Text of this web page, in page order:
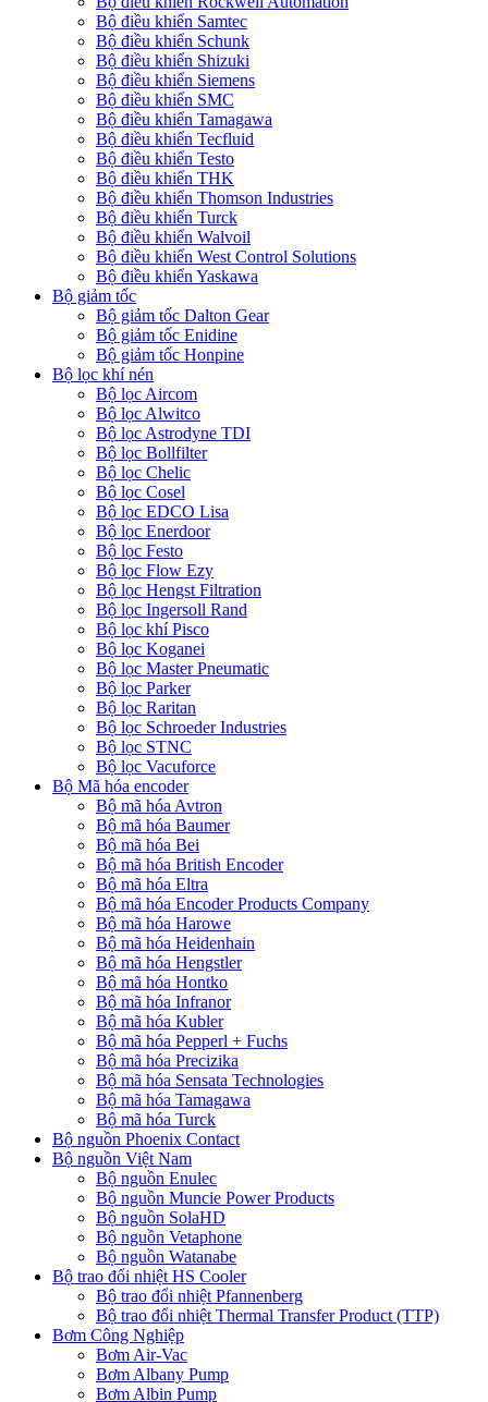
Bộ điều khiển Samtec
Bộ điều khiển Schunk
Bộ điều khiển Shizuki
Bộ điều khiển Siemens
Bộ điều khiển SMC
Bộ điều khiển Tamagawa
Bộ điều khiển Tecfluid
Bộ điều khiển Testo
Bộ điều khiển THK
Bộ điều khiển Thomson Industries
Bộ điều khiển Turck
Bộ điều khiển Walvoil
Bộ điều khiển West Control Solutions
Bộ điều khiển Yaskawa
Bộ giảm tốc
Bộ giảm tốc Dalton Gear
Bộ giảm tốc Enidine
Bộ giảm tốc Honpine
Bộ lọc khí nén
Bộ lọc Aircom
Bộ lọc Alwitco
Bộ lọc Astrodyne TDI
Bộ lọc Bollfilter
Bộ lọc Chelic
Bộ lọc Cosel
Bộ lọc EDCO Lisa
Bộ lọc Enerdoor
Bộ lọc Festo
Bộ lọc Flow Ezy
Bộ lọc Hengst Filtration
Bộ lọc Ingersoll Rand
Bộ lọc khí Pisco
Bộ lọc Koganei
Bộ lọc Master Pneumatic
Bộ lọc Parker
Bộ lọc Raritan
Bộ lọc Schroeder Industries
Bộ lọc STNC
Bộ lọc Vacuforce
Bộ Mã hóa encoder
Bộ mã hóa Avtron
Bộ mã hóa Baumer
Bộ mã hóa Bei
Bộ mã hóa British Encoder
Bộ mã hóa Eltra
Bộ mã hóa Encoder Products Company
Bộ mã hóa Harowe
Bộ mã hóa Heidenhain
Bộ mã hóa Hengstler
Bộ mã hóa Hontko
Bộ mã hóa Infranor
Bộ mã hóa Kubler
Bộ mã hóa Pepperl + Fuchs
Bộ mã hóa Precizika
Bộ mã hóa Sensata Technologies
Bộ mã hóa Tamagawa
Bộ mã hóa Turck
Bộ nguồn Phoenix Contact
Bộ nguồn Việt Nam
Bộ nguồn Enulec
Bộ nguồn Muncie Power Products
Bộ nguồn SolaHD
Bộ nguồn Vetaphone
Bộ nguồn Watanabe
Bộ trao đổi nhiệt HS Cooler
Bộ trao đổi nhiệt Pfannenberg
Bộ trao đổi nhiệt Thermal Transfer Product (TTP)
Bơm Công Nghiệp
Bơm Air-Vac
Bơm Albany Pump
Bơm Albin Pump